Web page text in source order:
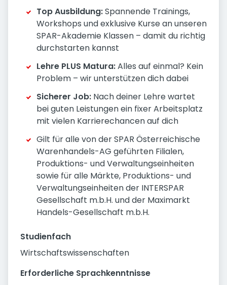
Top Ausbildung:Spannende Trainings,
Workshops und exklusive Kurse an unseren
SPAR-Akademie Klassen – damit du richtig
durchstarten kannst
Lehre PLUS Matura:Alles auf einmal? Kein
Problem – wir unterstützen dich dabei
Sicherer Job: Nach deiner Lehre wartet
bei guten Leistungen ein fixer Arbeitsplatz
mit vielen Karrierechancen auf dich
Gilt für alle von der SPAR Österreichische
Warenhandels-AG geführten Filialen,
Produktions- und Verwaltungseinheiten
sowie für alle Märkte, Produktions- und
Verwaltungseinheiten der INTERSPAR
Gesellschaft m.b.H. und der Maximarkt
Handels-Gesellschaft m.b.H.
Studienfach
Wirtschaftswissenschaften
Erforderliche Sprachkenntnisse